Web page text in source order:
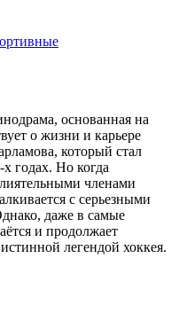
основанная на
о жизни и карьере
который стал
х годах. Но когда
членами
с серьезными
даже в самые
и продолжает
легендой хоккея.